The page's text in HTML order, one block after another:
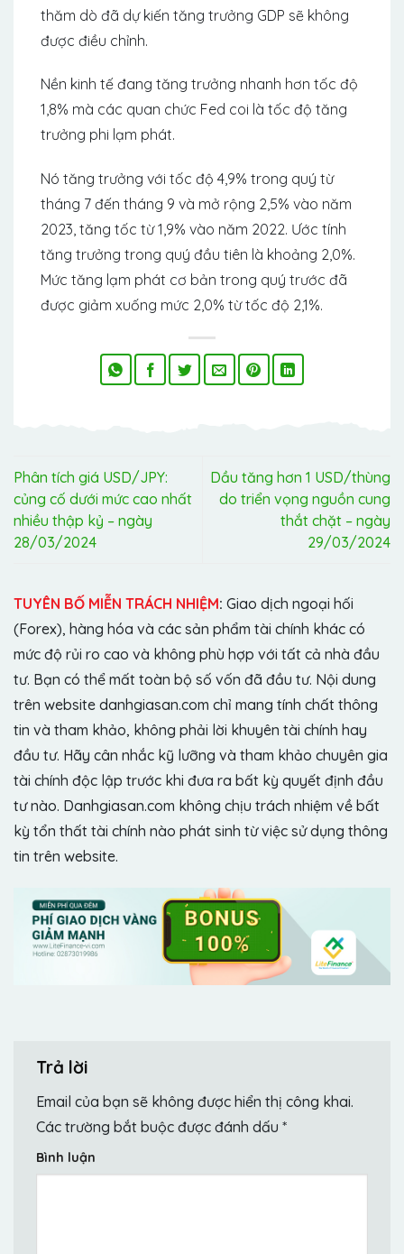
thăm dò đã dự kiến ​​tăng trưởng GDP sẽ không
được điều chỉnh.
Nền kinh tế đang tăng trưởng nhanh hơn tốc độ
1,8% mà các quan chức Fed coi là tốc độ tăng
trưởng phi lạm phát.
Nó tăng trưởng với tốc độ 4,9% trong quý từ
tháng 7 đến tháng 9 và mở rộng 2,5% vào năm
2023, tăng tốc từ 1,9% vào năm 2022. Ước tính
tăng trưởng trong quý đầu tiên là khoảng 2,0%.
Mức tăng lạm phát cơ bản trong quý trước đã
được giảm xuống mức 2,0% từ tốc độ 2,1%.
Phân tích giá USD/JPY:
củng cố dưới mức cao nhất
nhiều thập kỷ – ngày
28/03/2024
Dầu tăng hơn 1 USD/thùng
do triển vọng nguồn cung
thắt chặt – ngày
29/03/2024
TUYÊN BỐ MIỄN TRÁCH NHIỆM: Giao dịch ngoại hối
(Forex), hàng hóa và các sản phẩm tài chính khác có
mức độ rủi ro cao và không phù hợp với tất cả nhà đầu
tư. Bạn có thể mất toàn bộ số vốn đã đầu tư. Nội dung
trên website danhgiasan.com chỉ mang tính chất thông
tin và tham khảo, không phải lời khuyên tài chính hay
đầu tư. Hãy cân nhắc kỹ lưỡng và tham khảo chuyên gia
tài chính độc lập trước khi đưa ra bất kỳ quyết định đầu
tư nào. Danhgiasan.com không chịu trách nhiệm về bất
kỳ tổn thất tài chính nào phát sinh từ việc sử dụng thông
tin trên website.
Trả lời
Email của bạn sẽ không được hiển thị công khai.
Các trường bắt buộc được đánh dấu *
Bình luận